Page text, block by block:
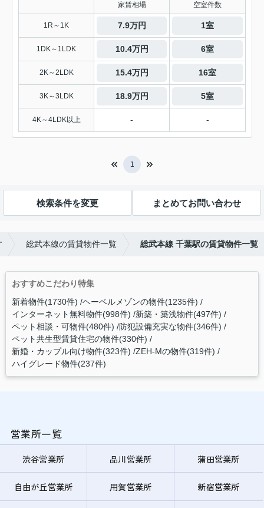
家賃相場 空室件数
1R～1K 7.9万円 1室
1DK～1LDK 10.4万円 6室
2K～2LDK 15.4万円 16室
3K～3LDK 18.9万円 5室
4K～4LDK以上 - -
1
検索条件を変更 まとめてお問い合わせ
総武本線の賃貸物件一覧 総武本線 千葉駅の賃貸物件一覧
おすすめこだわり特集
新着物件(1730件) ヘーベルメゾンの物件(1235件)
インターネット無料物件(998件) 新築・築浅物件(497件)
ペット相談・可物件(480件) 防犯設備充実な物件(346件)
ペット共生型賃貸住宅の物件(330件)
新婚・カップル向け物件(323件) ZEH-Mの物件(319件)
ハイグレード物件(237件)
営業所一覧
渋谷営業所 品川営業所 蒲田営業所
自由が丘営業所 用賀営業所 新宿営業所